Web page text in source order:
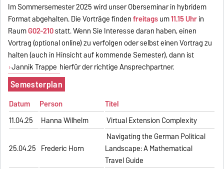
Im Sommersemester 2025 wird unser Oberseminar in hybridem
Format abgehalten. Die Vorträge findenfreitagsum11.15 Uhrin
RaumG02-210statt. Wenn Sie Interesse daran haben, einen
Vortrag (optional online) zu verfolgen oder selbst einen Vortrag zu
halten (auch in Hinsicht auf kommende Semester), dann ist
Jannik Trappe hierfür der richtige Ansprechpartner.
Semesterplan
Datum Person
Titel
11.04.25
Hanna Wilhelm Virtual Extension Complexity
25.04.25 Frederic Horn
Navigating the German Political
Landscape: A Mathematical
Travel Guide